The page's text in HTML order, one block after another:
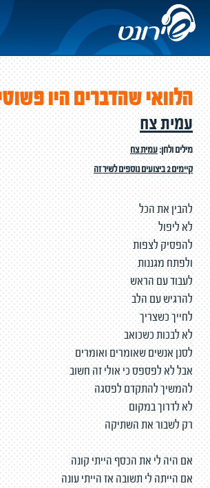
הלוואי שהדברים היו
עמית צח
מילים ולחן:עמית צח
קיימים 2 ביצועים נוספים לשיר זה
להבין את הכל
לא ליפול
להפסיק לצפות
ולפתח מגננות
לעבוד עם הראש
להרגיש עם הלב
לחייך כשצריך
לא לבכות כשכואב
לסנן אנשים שאומרים ואומרים
אבל לא לפספס כי אולי זה חשוב
להמשיך להתקדם לפסגה
לא לדרוך במקום
רק לשבור את השתיקה
אם היה לי את הכסף הייתי קונה
אם הייתה לי תשובה אז הייתי עונה